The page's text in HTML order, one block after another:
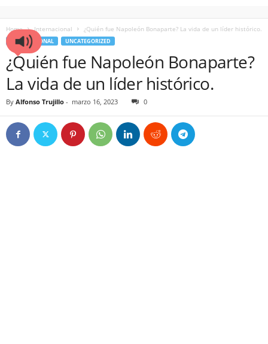
Home Internacional ¿Quién fue Napoleón Bonaparte? La vida de un líder histórico.
INTERNACIONAL UNCATEGORIZED
¿Quién fue Napoleón Bonaparte?
La vida de un líder histórico.
By Alfonso Trujillo - marzo 16, 2023 0